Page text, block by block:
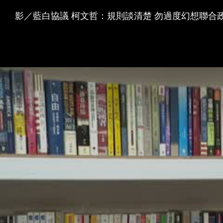
影／藍白協議 柯文哲：規則談清楚 勿過度幻想聯合